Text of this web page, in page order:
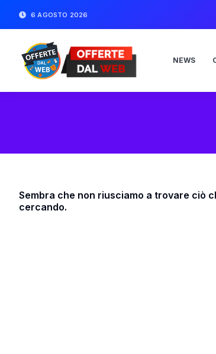
6 AGOSTO 2026
NEWS
Sembra che non riusciamo a trovare ciò
cercando.